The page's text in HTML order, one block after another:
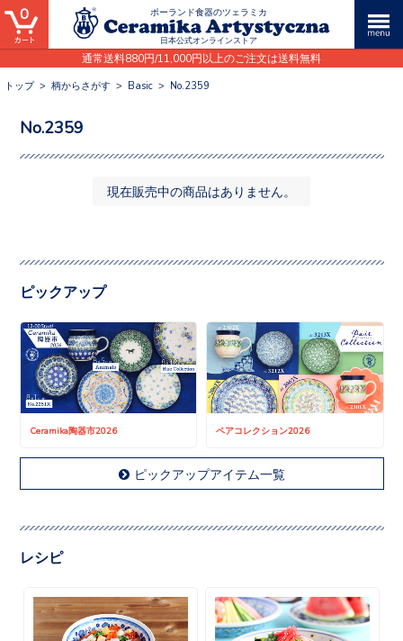
ポーランド食器のツェラミカ
日本公式オンラインストア
通常送料880円/11,000円以上のご注文は送料無料
0
トップ> 柄からさがす > Basic > No.2359
No.2359
現在販売中の商品はありません。
ピックアップ
Ceramika陶器市2026 ペアコレクション2026
ピックアップアイテム一覧
レシピ